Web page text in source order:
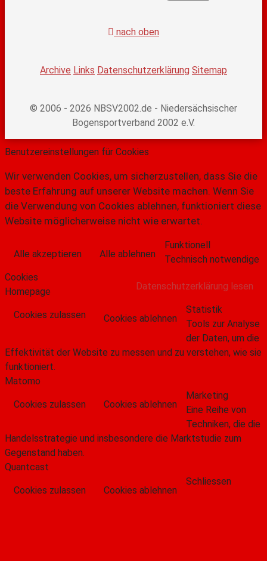
nach oben
Archive Links Datenschutzerklärung Sitemap
© 2006 - 2026 NBSV2002.de - Niedersächsischer
Bogensportverband 2002 e.V.
Benutzereinstellungen für Cookies
Wir verwenden Cookies, um sicherzustellen, dass Sie die
beste Erfahrung auf unserer Website machen. Wenn Sie
die Verwendung von Cookies ablehnen, funktioniert diese
Website möglicherweise nicht wie erwartet.
Alle akzeptieren Alle ablehnen
Datenschutzerklärung lesen
Funktionell
Technisch notwendige
Cookies
Homepage
Cookies zulassen Cookies ablehnen
Statistik
Tools zur Analyse
der Daten, um die
Effektivität der Website zu messen und zu verstehen, wie sie
funktioniert.
Matomo
Cookies zulassen Cookies ablehnen
Marketing
Eine Reihe von
Techniken, die die
Handelsstrategie und insbesondere die Marktstudie zum
Gegenstand haben.
Quantcast
Cookies zulassen Cookies ablehnen
Schliessen